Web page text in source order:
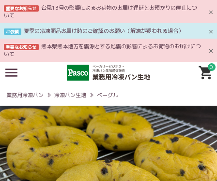
重要なお知らせ
台風13号の影響によるお荷物のお届け遅延とお預かりの停止につ
いて
ご依頼 夏季の冷凍商品お届け時のご確認のお願い（解凍が疑われる場合）
重要なお知らせ
熊本県熊本地方を震源とする地震の影響によるお荷物のお届けにつ
いて
0
業務用冷凍パン 冷凍パン生地 ベーグル